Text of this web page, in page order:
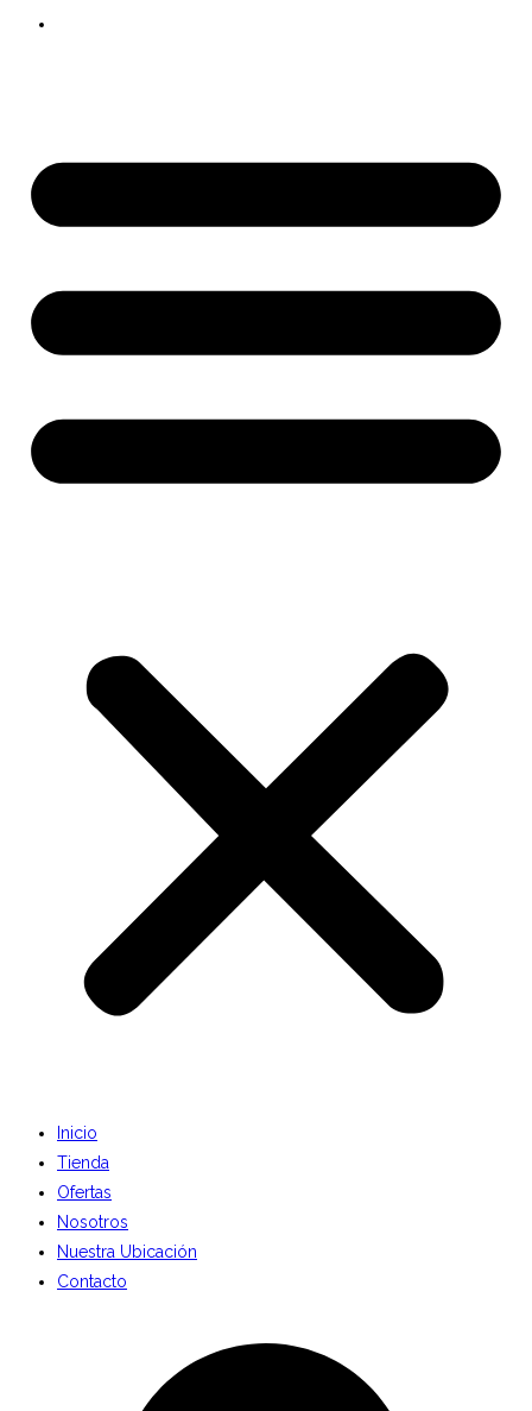
Inicio
Tienda
Ofertas
Nosotros
Nuestra Ubicación
Contacto